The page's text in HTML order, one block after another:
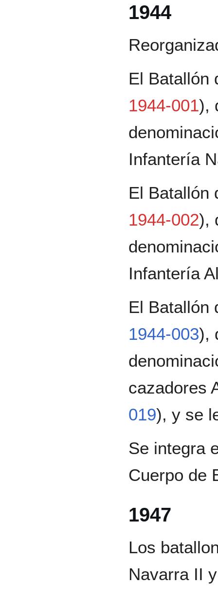
1944
El Batallón
1944-001),
Infantería
El Batallón
1944-002),
Infantería
El Batallón
1944-003),
cazadores
019), y se
Se integra
Cuerpo de
1947
Los
Navarra II